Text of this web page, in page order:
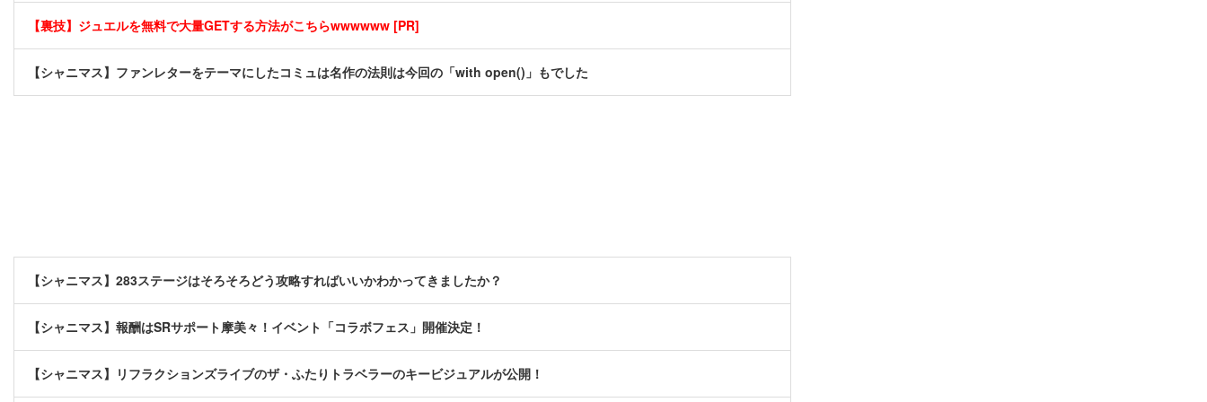
【裏技】ジュエルを無料で大量GETする方法がこちらwwwwww [PR]
【シャニマス】ファンレターをテーマにしたコミュは名作の法則は今回の「with open()」もでした
【シャニマス】283ステージはそろそろどう攻略すればいいかわかってきましたか？
【シャニマス】報酬はSRサポート摩美々！イベント「コラボフェス」開催決定！
【シャニマス】リフラクションズライブのザ・ふたりトラベラーのキービジュアルが公開！